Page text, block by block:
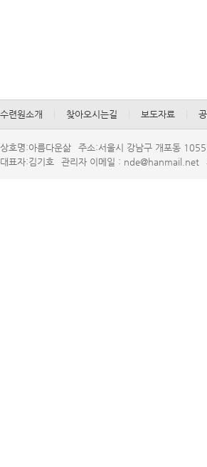
수련원소개 찾아오시는길 보도자료
상호명:아름다운삶 주소:서울시강남구개포동1055
대표자:김기호
관리자이메일:nde@hanmail.net